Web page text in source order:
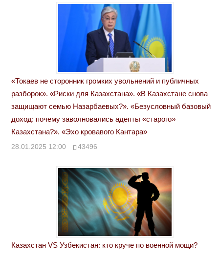
«Токаев не сторонник громких увольнений и публичных
разборок». «Риски для Казахстана». «В Казахстане снова
защищают семью Назарбаевых?». «Безусловный базовый
доход: почему заволновались адепты «старого»
Казахстана?». «Эхо кровавого Кантара»
28.01.2025 12:00 43496
Казахстан VS Узбекистан: кто круче по военной мощи?